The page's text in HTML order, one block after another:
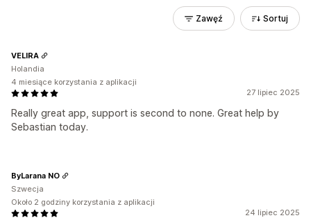
Zawęź Sortuj
27 lipiec 2025
Really great app, support is second to none. Great help by
Sebastian today.
VELIRA
Holandia
4 miesiące korzystania z aplikacji
24 lipiec 2025
ByLarana NO
Szwecja
Około 2 godziny korzystania z aplikacji